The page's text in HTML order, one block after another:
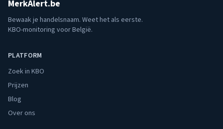
MerkAlert.be
Bewaak je handelsnaam. Weet het als eerste.
KBO-monitoring voor België.
PLATFORM
Zoek in KBO
Prijzen
Blog
Over ons